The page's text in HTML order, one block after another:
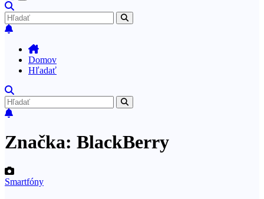
Domov
Hľadať
Značka: BlackBerry
Smartfóny